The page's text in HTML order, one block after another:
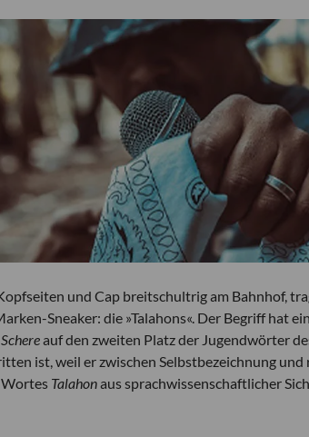
und Cap breitschultrig am Bahnhof,
Sneaker: die »Talahons«. Der Begriff hat
Schereauf den zweiten Platz der Jugendwörter
ist, weil er zwischen Selbstbezeichnung
Wortes Talahonaus sprachwissenschaftlicher